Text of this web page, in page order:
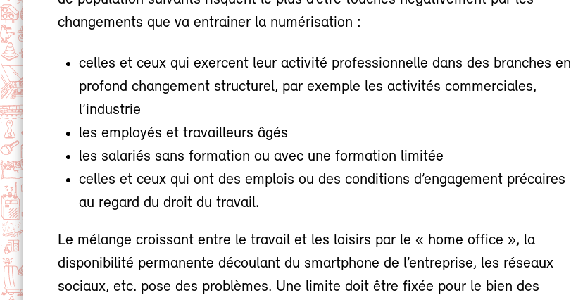
changements que va entrainer la numérisation :
celles et ceux qui exercent leur activité professionnelle dans des branches en
profond changement structurel, par exemple les activités commerciales,
l’industrie
les employés et travailleurs âgés
les salariés sans formation ou avec une formation limitée
celles et ceux qui ont des emplois ou des conditions d’engagement précaires
au regard du droit du travail.
Le mélange croissant entre le travail et les loisirs par le « home office », la
disponibilité permanente découlant du smartphone de l’entreprise, les réseaux
sociaux, etc. pose des problèmes. Une limite doit être fixée pour le bien des